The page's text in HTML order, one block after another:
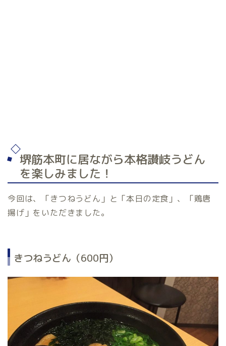
堺筋本町に居ながら本格讃岐うどん
を楽しみました！
今回は、「きつねうどん」と「本日の定食」、「鶏唐
揚げ」をいただきました。
きつねうどん（600円）